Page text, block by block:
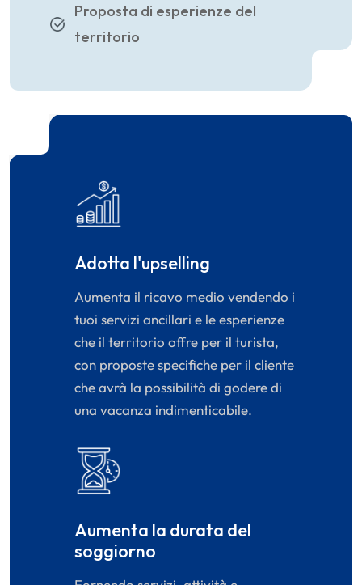
Proposta di esperienze del
territorio
Adotta l'upselling
Aumenta il ricavo medio vendendo i
tuoi servizi ancillari e le esperienze
che il territorio offre per il turista,
con proposte specifiche per il cliente
che avrà la possibilità di godere di
una vacanza indimenticabile.
Aumenta la durata del
soggiorno